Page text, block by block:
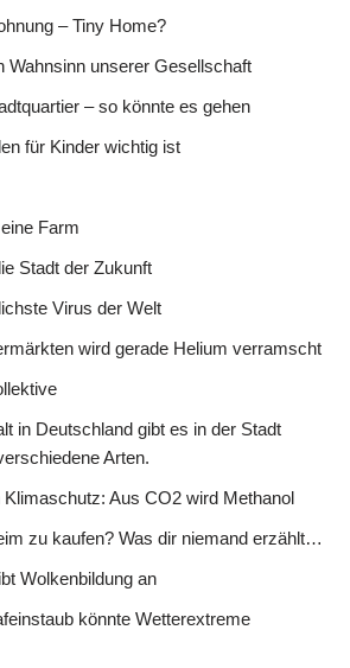
– Tiny Home?
Wahnsinn unserer Gesellschaft
– so könnte es gehen
für Kinder wichtig ist
Farm
Stadt der Zukunft
Virus der Welt
wird gerade Helium verramscht
in Deutschland gibt es in der Stadt
Arten.
Klimaschutz: Aus CO2 wird Methanol
zu kaufen? Was dir niemand erzählt…
Wolkenbildung an
könnte Wetterextreme